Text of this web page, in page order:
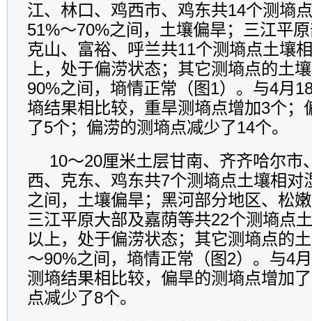
江、林口、鸡西市、鸡东共14个测墒
51%～70%之间，土壤偏旱；三江平
克山、富裕、呼兰共11个测墒点土壤
上，处于偏涝状态；其它测墒点的土
90%之间，墒情正常（图1）。与4月
墒结果相比较，重旱测墒点增加3个；
了5个；偏涝的测墒点减少了14个。
10～20厘米土层甘南、齐齐哈尔市
西、克东、鸡东共7个测墒点土壤相对
之间，土壤偏旱；黑河部分地区、松
三江平原大部及嘉荫等共22个测墒点
以上，处于偏涝状态；其它测墒点的
～90%之间，墒情正常（图2）。与4
测墒结果相比较，偏旱的测墒点增加
点减少了8个。